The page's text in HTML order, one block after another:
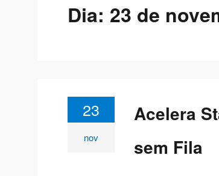
Dia: 23 de
Acelera
sem Fila
23
nov